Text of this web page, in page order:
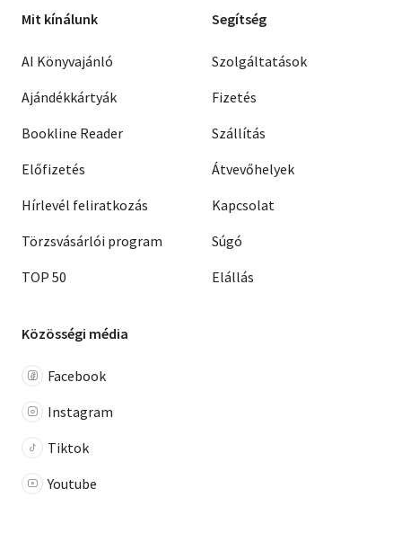
Mit kínálunk
AI Könyvajánló
Ajándékkártyák
Bookline Reader
Előfizetés
Hírlevél feliratkozás
Törzsvásárlói program
TOP 50
Segítség
Szolgáltatások
Fizetés
Szállítás
Átvevőhelyek
Kapcsolat
Súgó
Elállás
Közösségi média
Facebook
Instagram
Tiktok
Youtube